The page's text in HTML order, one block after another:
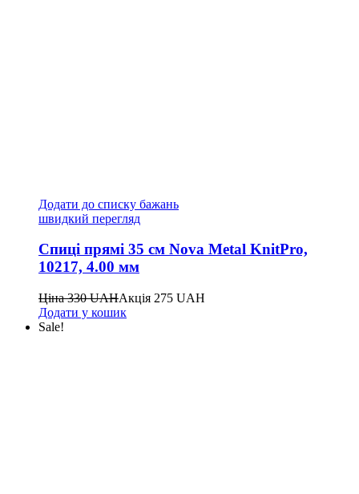
Додати до списку бажань
швидкий перегляд
Спиці прямі 35 см Nova Metal KnitPro,
10217, 4.00 мм
Ціна330UAHАкція 275 UAH
Додати у кошик
Sale!